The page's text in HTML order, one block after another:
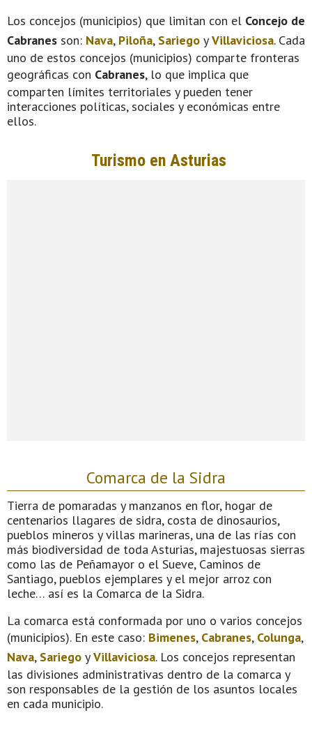
Los concejos (municipios) que limitan con el Concejo de
Cabranes son: Nava, Piloña, Sariego yVillaviciosa. Cada
uno de estos concejos (municipios) comparte fronteras
geográficas con Cabranes, lo que implica que
comparten límites territoriales y pueden tener
interacciones políticas, sociales y económicas entre
ellos.
Comarca de la Sidra
Tierra de pomaradas y manzanos en flor, hogar de
centenarios llagares de sidra, costa de dinosaurios,
pueblos mineros y villas marineras, una de las rías con
más biodiversidad de toda Asturias, majestuosas sierras
como las de Peñamayor o el Sueve, Caminos de
Santiago, pueblos ejemplares y el mejor arroz con
leche… así es la Comarca de la Sidra.
La comarca está conformada por uno o varios concejos
(municipios). En este caso: Bimenes, Cabranes, Colunga,
Nava, Sariego yVillaviciosa. Los concejos representan
las divisiones administrativas dentro de la comarca y
son responsables de la gestión de los asuntos locales
en cada municipio.